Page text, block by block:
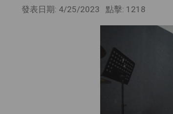
發表日期: 4/25/2023 點擊: 1218